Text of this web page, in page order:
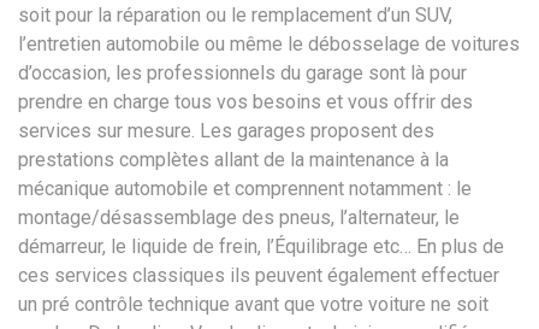
soit pour la réparation ou le remplacement d’un SUV,
l’entretien automobile ou même le débosselage de voitures
d’occasion, les professionnels du garage sont là pour
prendre en charge tous vos besoins et vous offrir des
services sur mesure. Les garages proposent des
prestations complètes allant de la maintenance à la
mécanique automobile et comprennent notamment : le
montage/désassemblage des pneus, l’alternateur, le
démarreur, le liquide de frein, l’Équilibrage etc… En plus de
ces services classiques ils peuvent également effectuer
un pré contrôle technique avant que votre voiture ne soit